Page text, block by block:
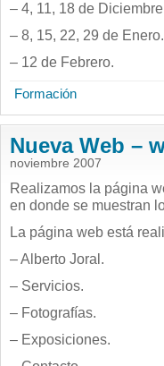
– 4, 11, 18 de
– 8, 15, 22, 29 de Enero.
– 12 de Febrero.
Formación
Nueva Web –
noviembre 2007
Realizamos la página
en donde se muestran
La página web está
– Alberto Joral.
– Servicios.
– Fotografías.
– Exposiciones.